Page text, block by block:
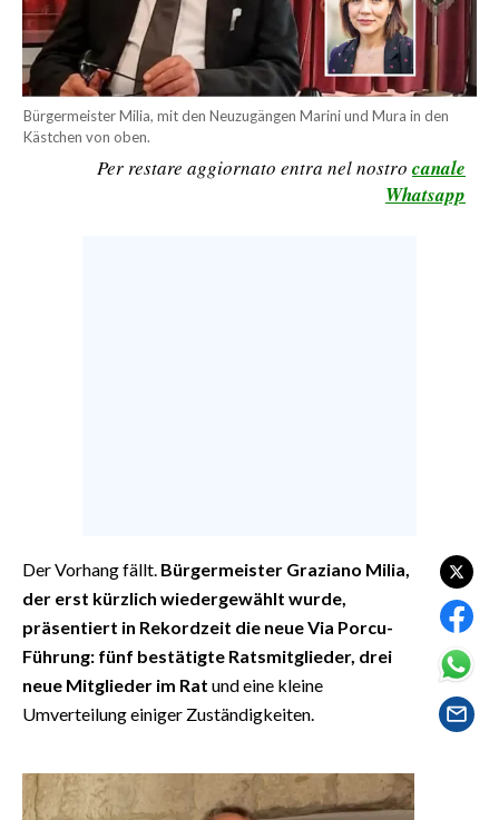
MOTORI
TENNIS
ALTRI SPORT
CULTURA
VIDEO
INFO AZIENDE
ABBONATI
ANNUNCI
PUBBLICITÀ
SPIAGGE
Bürgermeister Milia, mit den Neuzugängen Marini und Mura in den
Kästchen von oben.
Per restare aggiornato entra nel nostro canale
Whatsapp
Der Vorhang fällt. Bürgermeister Graziano Milia,
der erst kürzlich wiedergewählt wurde,
präsentiert in Rekordzeit die neue Via Porcu-
Führung: fünf bestätigte Ratsmitglieder, drei
neue Mitglieder im Rat und eine kleine
Umverteilung einiger Zuständigkeiten.